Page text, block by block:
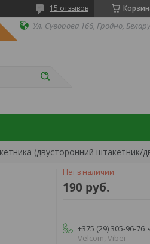
15 отзывов
Ул. Суворова 166, Гродно,
Нет в наличии
190 руб.
+375 (29) 305-96-76
Velcom, Viber